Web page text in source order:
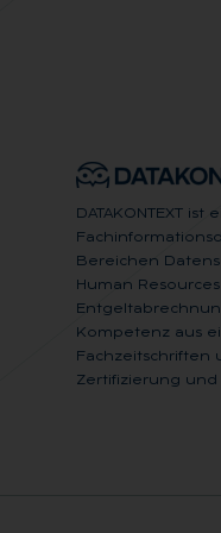
DATAKONTEXT
Bereichen
Human
Kompetenz aus
Fachzeitschriften
Zertifizierung und